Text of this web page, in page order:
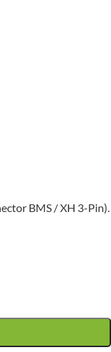
BMS / XH 3-Pin).